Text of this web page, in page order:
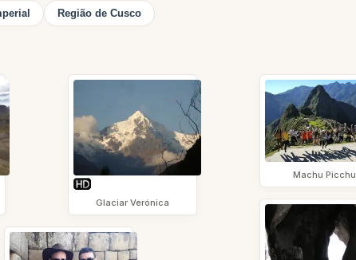
Região de Cusco
Glaciar Verónica
Machu Picchu